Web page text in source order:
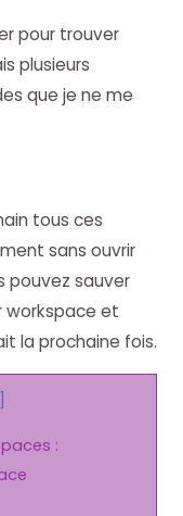
pour trouver
plusieurs
que je ne me
tous ces
sans ouvrir
pouvez sauver
workspace et
la prochaine fois.
: